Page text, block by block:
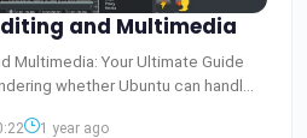
and Multimedia
Multimedia: Your Ultimate Guide
whether Ubuntu can handl
1 year ago